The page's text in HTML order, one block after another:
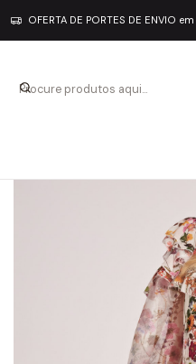
OFERTA DE PORTES DE